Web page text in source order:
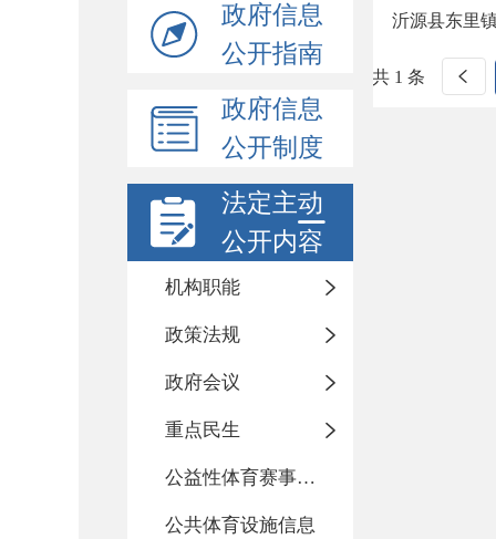
政府信息
公开指南
政府信息
公开制度
法定主动
公开内容
机构职能
政策法规
政府会议
重点民生
公益性体育赛事活动
公共体育设施信息
沂源县东里
共 1 条